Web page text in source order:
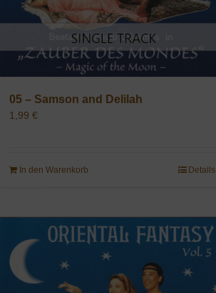
05 – Samson and Delilah
1,99 €
In den Warenkorb Details